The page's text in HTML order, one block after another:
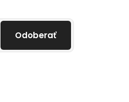
Odoberať